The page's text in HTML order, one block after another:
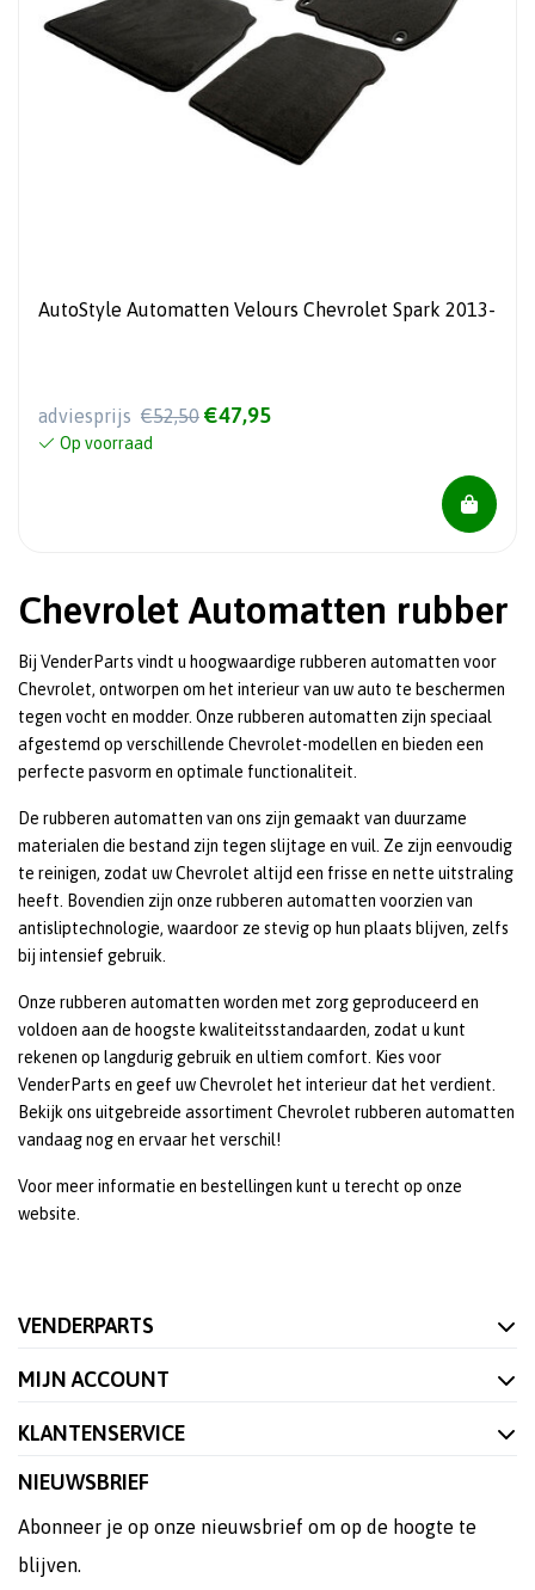
AutoStyle Automatten Velours Chevrolet Spark 2013-
adviesprijs €52,50 €47,95
Op voorraad
Chevrolet Automatten rubber
Bij VenderParts vindt u hoogwaardige rubberen automatten voor
Chevrolet, ontworpen om het interieur van uw auto te beschermen
tegen vocht en modder. Onze rubberen automatten zijn speciaal
afgestemd op verschillende Chevrolet-modellen en bieden een
perfecte pasvorm en optimale functionaliteit.
De rubberen automatten van ons zijn gemaakt van duurzame
materialen die bestand zijn tegen slijtage en vuil. Ze zijn eenvoudig
te reinigen, zodat uw Chevrolet altijd een frisse en nette uitstraling
heeft. Bovendien zijn onze rubberen automatten voorzien van
antisliptechnologie, waardoor ze stevig op hun plaats blijven, zelfs
bij intensief gebruik.
Onze rubberen automatten worden met zorg geproduceerd en
voldoen aan de hoogste kwaliteitsstandaarden, zodat u kunt
rekenen op langdurig gebruik en ultiem comfort. Kies voor
VenderParts en geef uw Chevrolet het interieur dat het verdient.
Bekijk ons uitgebreide assortiment Chevrolet rubberen automatten
vandaag nog en ervaar het verschil!
Voor meer informatie en bestellingen kunt u terecht op onze
website.
VENDERPARTS
MIJN ACCOUNT
KLANTENSERVICE
NIEUWSBRIEF
Abonneer je op onze nieuwsbrief om op de hoogte te
blijven.